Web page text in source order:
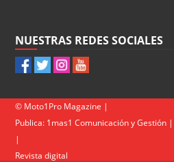
NUESTRAS REDES SOCIALES
© Moto1Pro Magazine |
Publica: 1mas1 Comunicación y Gestión |
|
Revista digital